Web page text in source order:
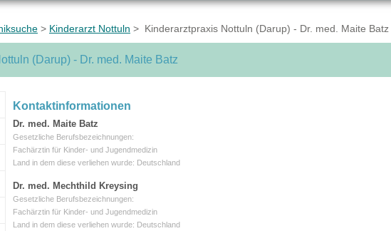
Das erste Jahr
Schulkinder
Jugendliche
Baby: U1 bis U6
Schulkind: U10 bis U11
Teenager: J1 bis J2
Impfkalender
Was muss man beachten?
Impfreaktionen
Impfsicherheit
Notrufnummern
Hausapotheke
Sofortmaßnahmen
Notdienste
Notdienste
Gesundheitsämter
Link-Tipps
BMI-Rechner
Blutdruckrechner
Wachstum-Rechner
Empfehlungen zum Bildschirmmediengebrauch
> Kinderarzt Nottuln > Kinderarztpraxis Nottuln (Darup) - Dr. med. Maite Batz
(Darup) - Dr. med. Maite Batz
Kontaktinformationen
Dr. med. Maite Batz
Gesetzliche Berufsbezeichnungen:
Fachärztin für Kinder- und Jugendmedizin
Land in dem diese verliehen wurde: Deutschland
Dr. med. Mechthild Kreysing
Gesetzliche Berufsbezeichnungen:
Fachärztin für Kinder- und Jugendmedizin
Land in dem diese verliehen wurde: Deutschland